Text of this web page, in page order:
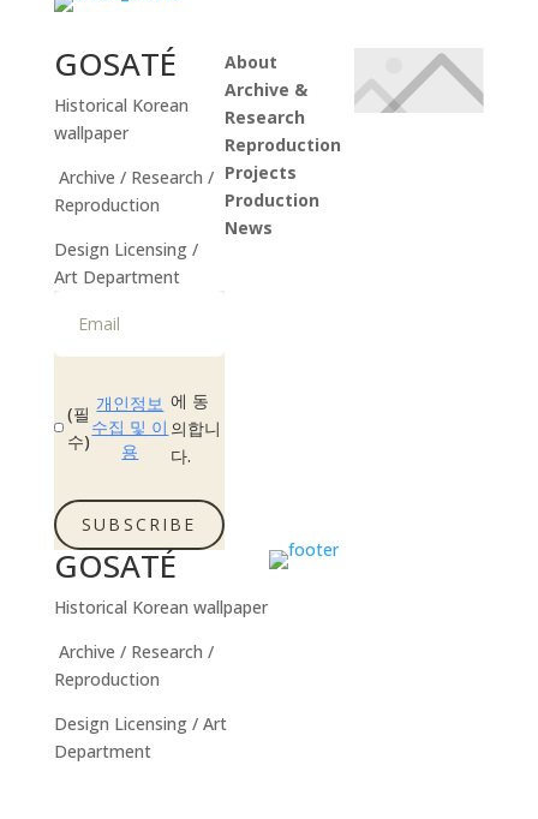
GOSATÉ
Historical Korean
wallpaper
Archive / Research /
Reproduction
Design Licensing /
Art Department
(필
수)
개인정보
수집 및 이
용
에 동
의합니
다.
SUBSCRIBE
About
Archive &
Research
Reproduction
Projects
Production
News
GOSATÉ
Historical Korean wallpaper
Archive / Research /
Reproduction
Design Licensing / Art
Department